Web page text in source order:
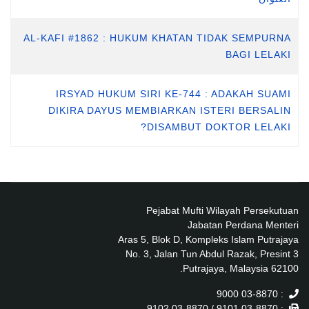
AL-KAFI #1862 : HUKUM KHATAN TIDAK SEMPURNA
BAGI LELAKI
IRSYAD HUKUM SIRI KE-744 : ADAKAH SUAMI
DIKIRA DAYUS MEMBIARKAN ISTERI BERSALIN
DISAMBUT DOKTOR LELAKI?
Pejabat Mufti Wilayah Persekutuan
Jabatan Perdana Menteri
Aras 5, Blok D, Kompleks Islam Putrajaya
No. 3, Jalan Tun Abdul Razak, Presint 3
62100 Putrajaya, Malaysia.
: 03-8870 9000